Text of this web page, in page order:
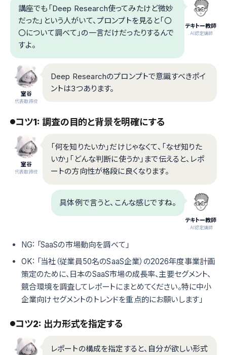
テキトー教師
.AI認定講師
講座でも「Deep Research使ってみたけど微妙
だった」という人がいて、プロンプトを見ると「〇
〇について調べて」の一言だけだったりするんで
すよ。
室谷
代表取締役
Deep Researchのプロンプトで意識すべきポイ
ントは3つあります。
コツ1: 調査の目的と背景を明確にする
室谷
代表取締役
「何を知りたいか」だけじゃなくて、「なぜ知りた
いか」「どんな判断に使うか」まで伝えると、レポ
ートの方向性が格段に良くなります。
テキトー教師
.AI認定講師
具体例で言うと、こんな感じですね。
NG: 「SaaSの市場動向を調べて」
OK: 「当社（従業員50名のSaaS企業）の2026年度事業計画
策定のために、日本のSaaS市場の成長率、主要セグメント、
競合環境を調査してレポートにまとめてください。特に中小
企業向けセグメントのトレンドを重点的にお願いします」
コツ2: 出力形式を指定する
レポートの構成を指定すると、自分が欲しい形式